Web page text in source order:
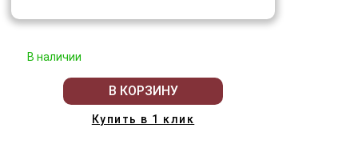
В наличии
В КОРЗИНУ
Купить в 1 клик